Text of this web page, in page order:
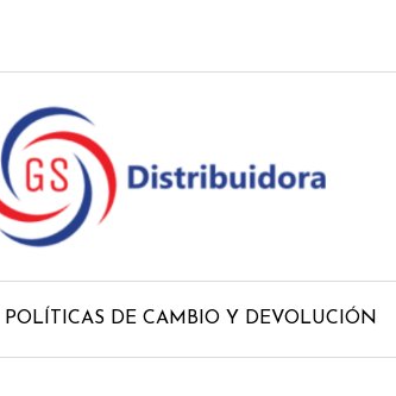
POLÍTICAS DE CAMBIO Y DEVOLUCIÓN